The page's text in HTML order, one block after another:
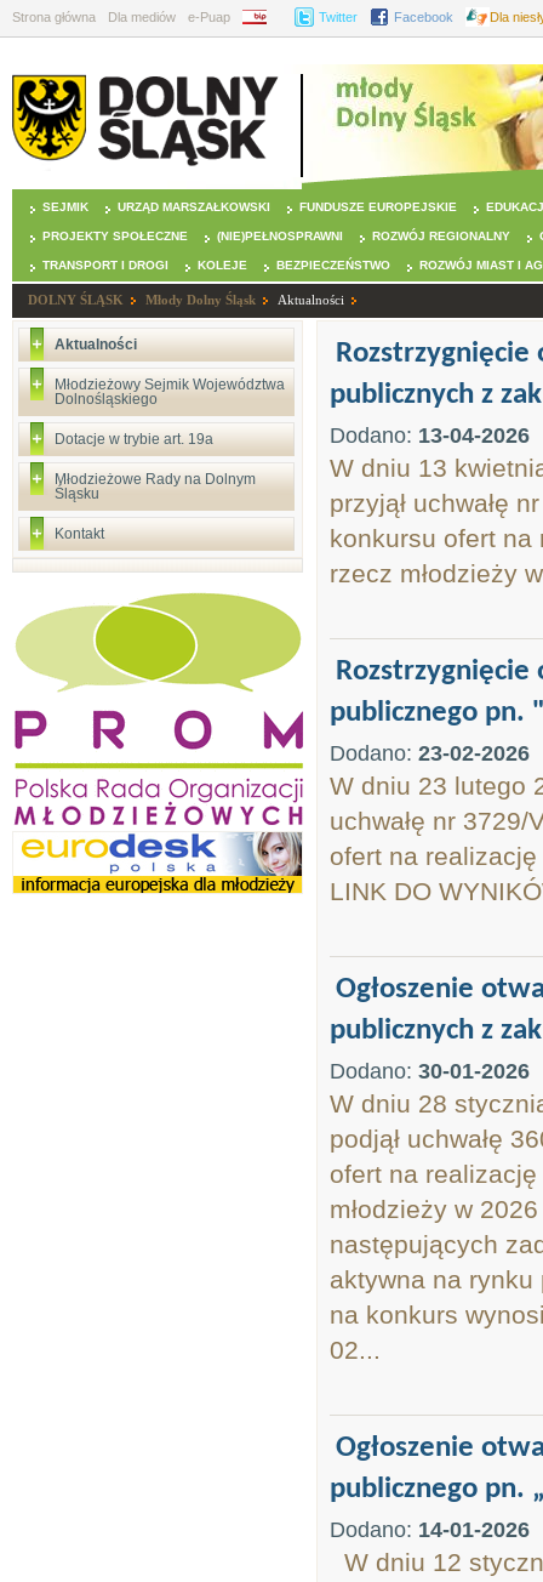
Strona główna Dla mediów e-Puap BIP Twitter Facebook Dla
SEJMIK URZĄD MARSZAŁKOWSKI FUNDUSZE EUROPEJSKIE
PROJEKTY SPOŁECZNE (NIE)PEŁNOSPRAWNI ROZWÓJ REGIONALNY
TRANSPORT I DROGI KOLEJE BEZPIECZEŃSTWO ROZWÓJ MIAST I
DOLNY ŚLĄSK Młody Dolny Śląsk Aktualności
Aktualności
Młodzieżowy Sejmik Województwa
Dolnośląskiego
Dotacje w trybie art. 19a
Młodzieżowe Rady na Dolnym
Śląsku
Kontakt
publicznych z
Dodano: 13-04-2026
W dniu 13
przyjął uchwałę
konkursu ofert na
rzecz młodzieży
publicznego pn.
Dodano: 23-02-2026
W dniu 23 lutego
uchwałę nr
ofert na realizację
LINK DO
Ogłoszenie
publicznych z
Dodano: 30-01-2026
W dniu 28
podjął uchwałę
ofert na
młodzieży w
następujących
aktywna na
na konkurs
02...
Ogłoszenie
publicznego pn.
Dodano: 14-01-2026
W dniu 12